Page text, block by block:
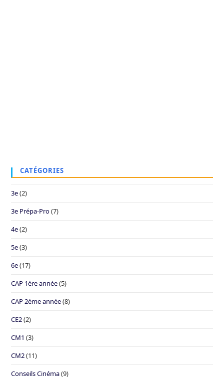
CATÉGORIES
3e(2)
3e Prépa-Pro(7)
4e(2)
5e(3)
6e(17)
CAP 1ère année(5)
CAP 2ème année(8)
CE2(2)
CM1 (3)
CM2(11)
Conseils Cinéma(9)